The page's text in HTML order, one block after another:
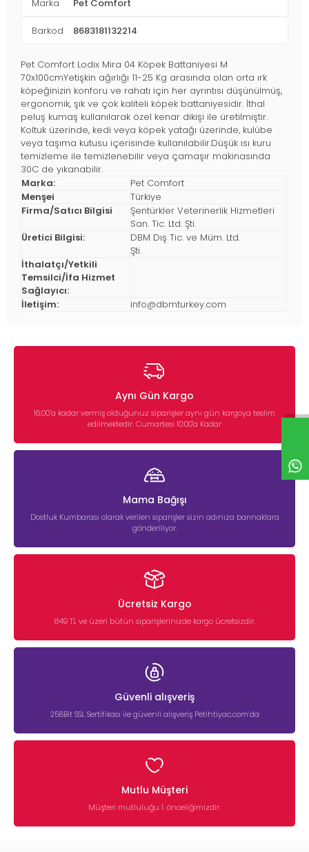
Marka Pet Comfort
Barkod 8683181132214
Pet Comfort Lodix Mira 04 Köpek Battaniyesi M
70x100cmYetişkin ağırlığı 11-25 Kg arasında olan orta ırk
köpeğinizin konforu ve rahatı için her ayrıntısı düşünülmüş,
ergonomik, şık ve çok kaliteli köpek battaniyesidir. İthal
peluş kumaş kullanılarak özel kenar dikişi ile üretilmiştir.
Koltuk üzerinde, kedi veya köpek yatağı üzerinde, kulübe
veya taşıma kutusu içerisinde kullanılabilir.Düşük ısı kuru
temizleme ile temizlenebilir veya çamaşır makinasında
30C de yıkanabilir.
Marka:
Pet Comfort
Menşei
Türkiye
Firma/Satıcı Bilgisi
Şentürkler Veterinerlik Hizmetleri
San. Tic. Ltd. Şti.
Üretici Bilgisi:
DBM Dış Tic. ve Müm. Ltd.
Şti.
İthalatçı/Yetkili
Temsilci/İfa Hizmet
Sağlayıcı:
İletişim:
info@dbmturkey.com
Aynı Gün Kargo
16:00’a kadar vermiş olduğunuz siparişler aynı gün kargoya teslim
edilmektedir. Cumartesi 10:00'a Kadar
Mama Bağışı
Dostluk Kumbarası olarak verilen siparişler sizin adınıza barınaklara
gönderiliyor.
Ücretsiz Kargo
849 TL ve üzeri bütün siparişlerinizde kargo ücretsizdir.
Güvenli alışveriş
256Bit SSL Sertifikası ile güvenli alışveriş Petihtiyac.com’da
Mutlu Müşteri
Müşteri mutluluğu 1. önceliğimizdir.